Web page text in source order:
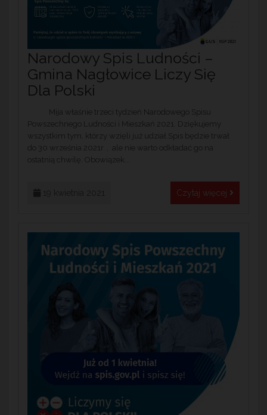
Narodowy Spis Ludności –
Gmina Nagłowice Liczy Się
Dla Polski
Mija właśnie trzeci tydzień Narodowego Spisu
Powszechnego Ludności i Mieszkań 2021. Dziękujemy
wszystkim tym, którzy wzięli już udział.Spis będzie trwał
do 30 września 2021r. , ale nie warto odkładać go na
ostatnią chwilę. Obowiązek...
Czytaj więcej